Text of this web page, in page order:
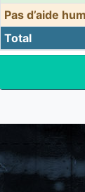
Pas d’aide
Total